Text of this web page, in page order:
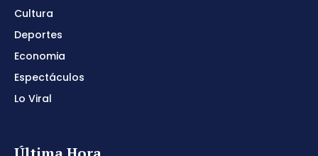
Cultura
Deportes
Economia
Espectáculos
Lo Viral